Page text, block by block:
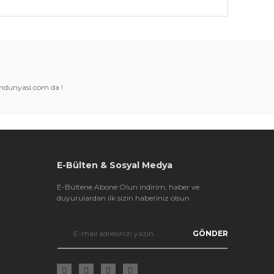
tarafımıza iletebilirsiniz.
da !
E-Bülten & Sosyal Medya
E-Bültene Abone Olun indirim, haber ve
duyurulardan ilk sizin haberiniz olsun
GÖNDER